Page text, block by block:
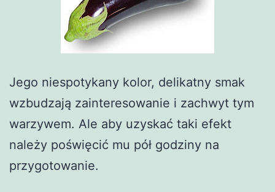
Jego niespotykany kolor, delikatny smak
wzbudzają zainteresowanie i zachwyt tym
warzywem. Ale aby uzyskać taki efekt
należy poświęcić mu pół godziny na
przygotowanie.